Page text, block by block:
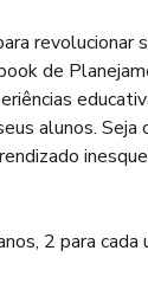
revolucionar
de
alunos. Seja
2 para cada